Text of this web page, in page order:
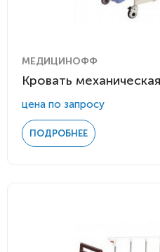
МЕДИЦИНОФФ
Кровать
цена по запросу
ПОДРОБНЕЕ